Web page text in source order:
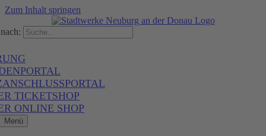
Zum Inhalt springen
TICKETSHOP
ONLINE SHOP
Menü